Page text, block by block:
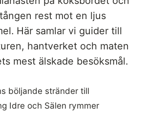
rest mot en ljus
Här samlar vi guider till
hantverket och maten
mest älskade besöksmål.
böljande stränder till
Idre och Sälen rymmer